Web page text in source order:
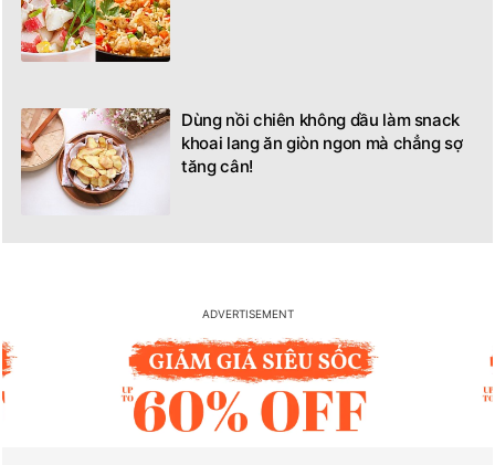
Dùng nồi chiên không dầu làm snack
khoai lang ăn giòn ngon mà chẳng sợ
tăng cân!